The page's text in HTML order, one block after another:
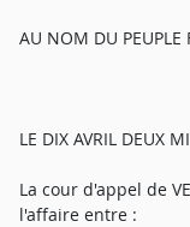
AU NOM DU PEUPLE
LE DIX AVRIL DEUX
La cour d'appel de
l'affaire entre :